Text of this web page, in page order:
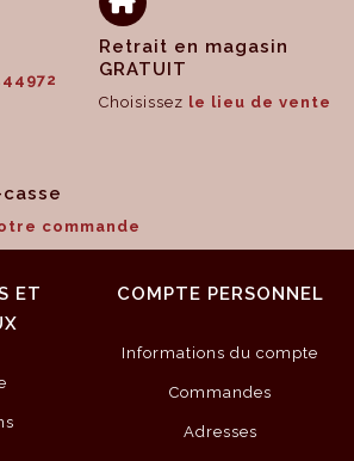
Retrait en magasin
GRATUIT
Choisissez le lieu de vente
commande
ET
COMPTE PERSONNEL
Informations du compte
Commandes
Adresses